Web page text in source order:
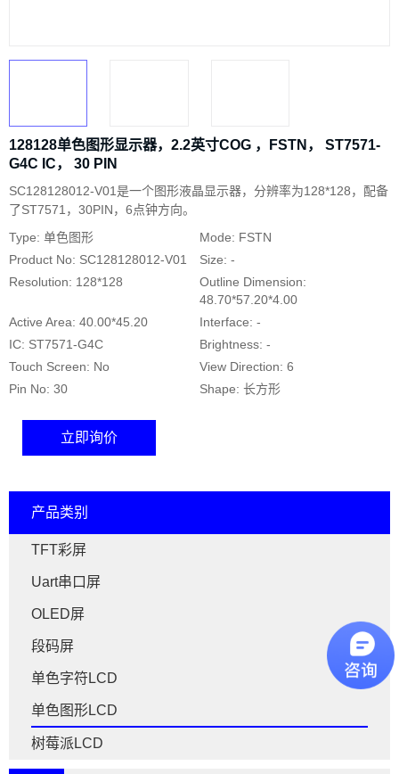
128128单色图形显示器，2.2英寸COG ，FSTN， ST7571-
G4C IC， 30 PIN
SC128128012-V01是一个图形液晶显示器，分辨率为128*128，配备
了ST7571，30PIN，6点钟方向。
Type: 单色图形
Mode: FSTN
Product No: SC128128012-V01
Size: -
Resolution: 128*128
Outline Dimension:
48.70*57.20*4.00
Active Area: 40.00*45.20
Interface: -
IC: ST7571-G4C
Brightness: -
Touch Screen: No
View Direction: 6
Pin No: 30
Shape: 长方形
立即询价
产品类别
TFT彩屏
Uart串口屏
OLED屏
段码屏
单色字符LCD
单色图形LCD
树莓派LCD